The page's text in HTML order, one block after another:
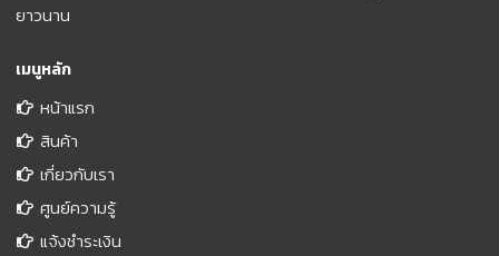
ยาวนาน
เมนูหลัก
หน้าแรก
สินค้า
เกี่ยวกับเรา
ศูนย์ความรู้
แจ้งชำระเงิน